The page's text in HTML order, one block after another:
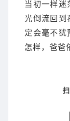
当初一样
光倒流回到
定会毫不犹
怎样，爸爸